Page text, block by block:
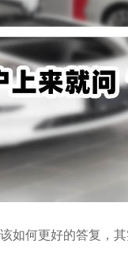
如何更好的答复，